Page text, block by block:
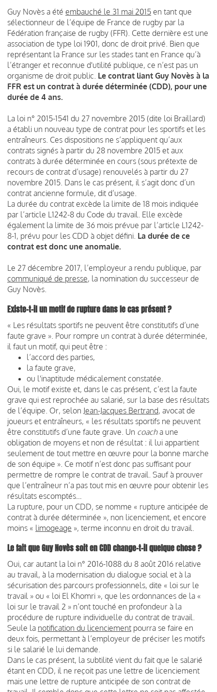
Guy Novès a été embauché le 31 mai 2015 en tant que
sélectionneur de l’équipe de France de rugby par la
Fédération française de rugby (FFR). Cette dernière est une
association de type loi 1901, donc de droit privé. Bien que
représentant la France sur les stades tant en France qu’à
l’étranger et reconnue d'utilité publique, ce n’est pas un
organisme de droit public. Le contrat liant Guy Novès à la
FFR est un contrat à durée déterminée (CDD), pour une
durée de 4 ans.
La loi n° 2015-1541 du 27 novembre 2015 (dite loi Braillard)
a établi un nouveau type de contrat pour les sportifs et les
entraîneurs. Ces dispositions ne s’appliquent qu’aux
contrats signés à partir du 28 novembre 2015 et aux
contrats à durée déterminée en cours (sous prétexte de
recours de contrat d’usage) renouvelés à partir du 27
novembre 2015. Dans le cas présent, il s’agit donc d’un
contrat ancienne formule, dit d’usage.
La durée du contrat excède la limite de 18 mois indiquée
par l’article L1242-8 du Code du travail. Elle excède
également la limite de 36 mois prévue par l’article L1242-
8-1, prévu pour les CDD à objet défini. La durée de ce
contrat est donc une anomalie.
Le 27 décembre 2017, l’employeur a rendu publique, par
communiqué de presse, la nomination du successeur de
Guy Novès.
Existe-t-il un motif de rupture dans le cas présent ?
« Les résultats sportifs ne peuvent être constitutifs d’une
faute grave ». Pour rompre un contrat à durée déterminée,
il faut un motif, qui peut être :
l’accord des parties,
la faute grave,
ou l'inaptitude médicalement constatée.
Oui, le motif existe et, dans le cas présent, c’est la faute
grave qui est reprochée au salarié, sur la base des résultats
de l’équipe. Or, selon Jean-Jacques Bertrand, avocat de
joueurs et entraîneurs, « les résultats sportifs ne peuvent
être constitutifs d’une faute grave. Un coacha une
obligation de moyens et non de résultat : il lui appartient
seulement de tout mettre en œuvre pour la bonne marche
de son équipe ». Ce motif n’est donc pas suffisant pour
permettre de rompre le contrat de travail. Sauf à prouver
que l’entraîneur n’a pas tout mis en œuvre pour obtenir les
résultats escomptés…
La rupture, pour un CDD, se nomme « rupture anticipée de
contrat à durée déterminée », non licenciement, et encore
moins « limogeage », terme inconnu en droit du travail.
Le fait que Guy Novès soit en CDD change-t-il quelque chose ?
Oui, car autant la loi n° 2016-1088 du 8 août 2016 relative
au travail, à la modernisation du dialogue social et à la
sécurisation des parcours professionnels, dite « loi sur le
travail » ou « loi El Khomri », que les ordonnances de la «
loi sur le travail 2 » n’ont touché en profondeur à la
procédure de rupture individuelle du contrat de travail.
Seule la notification du licenciement pourra se faire en
deux fois, permettant à l’employeur de préciser les motifs
si le salarié le lui demande.
Dans le cas présent, la subtilité vient du fait que le salarié
étant en CDD, il ne reçoit pas une lettre de licenciement
mais une lettre de rupture anticipée de son contrat de